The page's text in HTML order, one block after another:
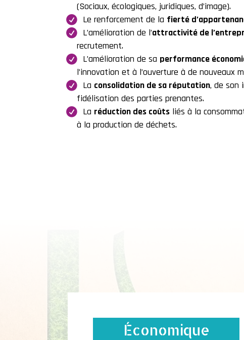
(Sociaux, écologiques, juridiques, d’image).
Le renforcement de la fierté
L’amélioration de l’attractivité de
recrutement.
L’amélioration de sa performance
l’innovation et à l’ouverture à de nouveaux
La consolidation de sa réputation, de son
fidélisation des parties prenantes.
La réduction des coûtsliés à la
à la production de déchets.
Économique